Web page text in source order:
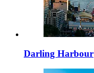
Darling Harbour